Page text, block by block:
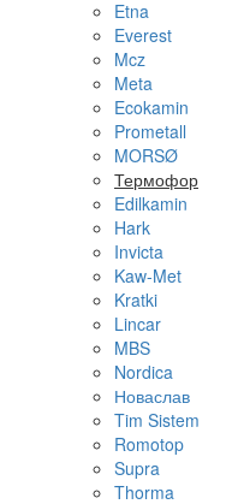
Etna
Everest
Mcz
Meta
Ecokamin
Prometall
MORSØ
Термофор
Edilkamin
Hark
Invicta
Kaw-Met
Kratki
Lincar
MBS
Nordica
Новаслав
Tim Sistem
Romotop
Supra
Thorma